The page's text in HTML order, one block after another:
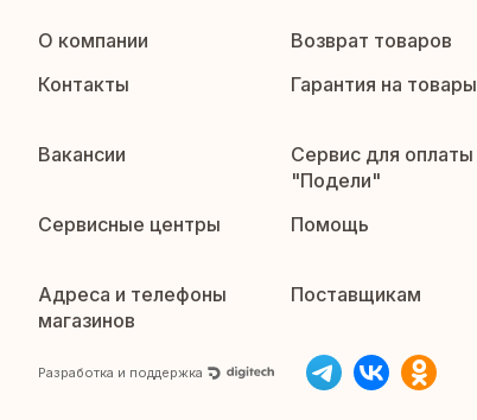
О компании Возврат товаров
Контакты
Гарантия на товары
Вакансии
Сервис для оплаты
"Подели"
Сервисные центры
Помощь
Адреса и телефоны
магазинов
Поставщикам
Разработка и поддержка